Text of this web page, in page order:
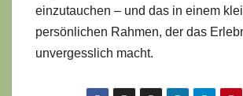
einzutauchen – und das in einem
persönlichen Rahmen, der das
unvergesslich macht.